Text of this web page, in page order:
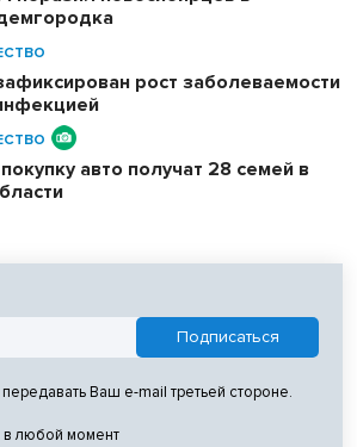
рост заболеваемости
авто получат 28 семей в
Ваш e-mail третьей стороне.
в любой момент